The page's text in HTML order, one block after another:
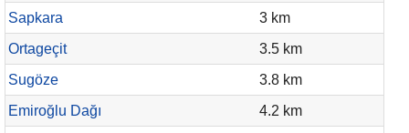
Sapkara
3 km
Ortageçit
3.5 km
Sugöze
3.8 km
Emiroğlu Dağı
4.2 km